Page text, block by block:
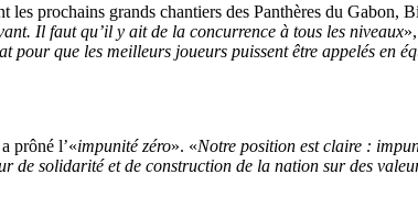
prochains grands chantiers des Panthères du Gabon,
Il faut qu’il y ait de la concurrence à tous les niveaux
pour que les meilleurs joueurs puissent être appelés en
prôné l’«impunité zéro». «Notre position est claire :
de solidarité et de construction de la nation sur des